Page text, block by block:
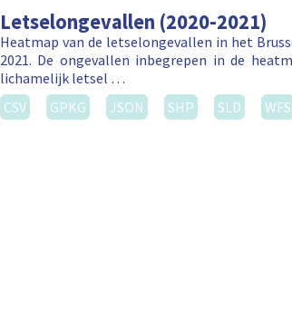
Letselongevallen (2020-2021)
Heatmap van de letselongevallen in het
2021. De ongevallen inbegrepen in de
lichamelijk letsel …
CSV
GPKG JSON SHP SLD WFS